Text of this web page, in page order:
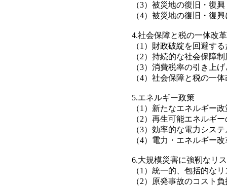
（3）被災地の復旧・復興
（4）被災地の復旧・復
4.社会保障と税の一体改革
（1）財政破綻を回避す
（2）持続的な社会保障
（3）消費税率の引き上
（4）社会保障と税の一
5.エネルギー政策
（1）新たなエネルギー
（2）再生可能エネルギ
（3）効率的な電力シス
（4）電力・エネルギー
6.大規模災害に強靭なリ
（1）統一的、包括的な
（2）原発事故のコスト負